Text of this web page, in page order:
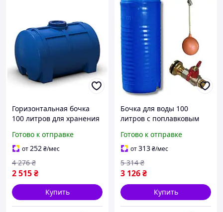
Горизонтальная бочка
100 литров для хранения
продуктов синяя BT-18825
Готово к отправке
от252₴/мес
2 515₴
4 276 ₴
Купить
Бочка для воды 100
литров с поплавковым
краном пищевая синяя
MK-18833
Готово к отправке
от313₴/мес
3 126₴
5 314 ₴
Купить